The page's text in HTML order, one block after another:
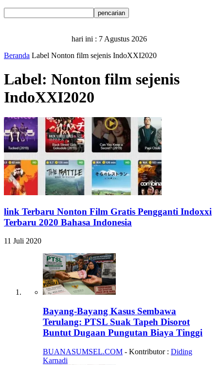
hari ini : 7 Agustus 2026
Beranda Label Nonton film sejenis IndoXXI2020
Label: Nonton film sejenis
IndoXXI2020
link Terbaru Nonton Film Gratis Pengganti Indoxxi
Terbaru 2020 Bahasa Indonesia
11 Juli 2020
Bayang-Bayang Kasus Sembawa
Terulang: PTSL Suak Tapeh Disorot
Buntut Dugaan Pungutan Biaya Tinggi
BUANASUMSEL.COM - Kontributor : Diding
Karnadi